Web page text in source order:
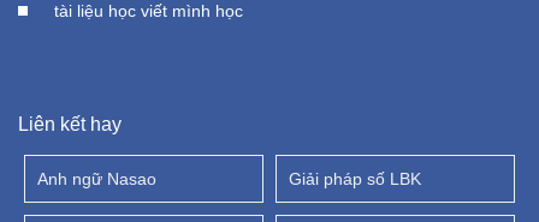
tài liệu học viết mình học
Liên kết hay
Anh ngữ Nasao Giải pháp số LBK